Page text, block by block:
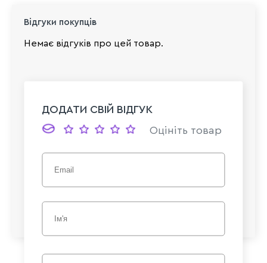
Відгуки покупців
Немає відгуків про цей товар.
ДОДАТИ СВІЙ ВІДГУК
Оцініть товар